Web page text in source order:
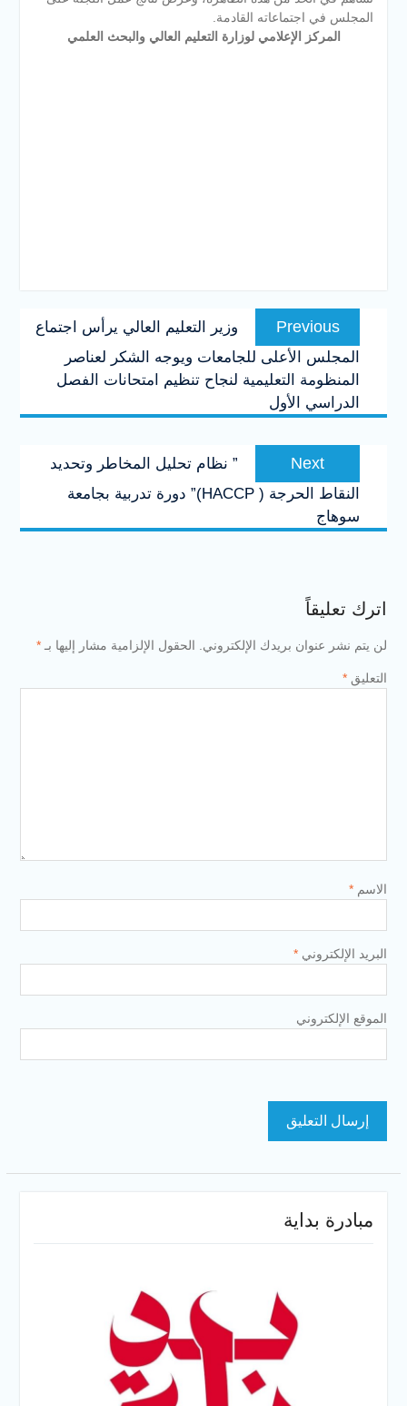
المجلس في اجتماعاته القادمة.
المركز الإعلامي لوزارة التعليم العالي والبحث العلمي
تصفّح
المقالاتPrevious
Previous
post:
وزير التعليم العالي يرأس اجتماع
المجلس الأعلى للجامعات ويوجه الشكر لعناصر
المنظومة التعليمية لنجاح تنظيم امتحانات الفصل
الدراسي الأول
Next
Next
post:
” نظام تحليل المخاطر وتحديد
النقاط الحرجة ( HACCP)” دورة تدربية بجامعة
سوهاج
اترك تعليقاً
لن يتم نشر عنوان بريدك الإلكتروني. الحقول الإلزامية مشار إليها بـ *
التعليق *
الاسم *
البريد الإلكتروني *
الموقع الإلكتروني
مبادرة بداية